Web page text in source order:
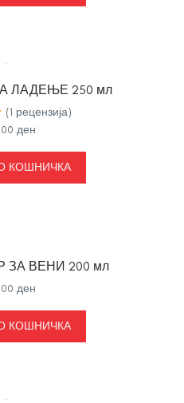
ЛАДЕЊЕ 250 мл
(1 рецензија)
ден
КОШНИЧКА
ЗА ВЕНИ 200 мл
ден
КОШНИЧКА